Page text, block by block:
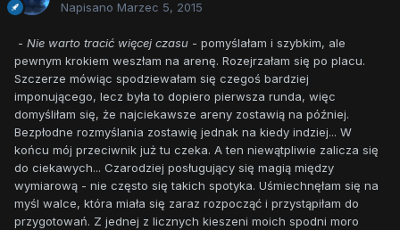
Napisano Marzec 5, 2015
- Nie warto tracić więcej czasu - pomyślałam i szybkim, ale
pewnym krokiem weszłam na arenę. Rozejrzałam się po placu.
Szczerze mówiąc spodziewałam się czegoś bardziej
imponującego, lecz była to dopiero pierwsza runda, więc
domyśliłam się, że najciekawsze areny zostawią na później.
Bezpłodne rozmyślania zostawię jednak na kiedy indziej... W
końcu mój przeciwnik już tu czeka. A ten niewątpliwie zalicza się
do ciekawych... Czarodziej posługujący się magią między
wymiarową - nie często się takich spotyka. Uśmiechnęłam się na
myśl walce, która miała się zaraz rozpocząć i przystąpiłam do
przygotowań. Z jednej z licznych kieszeni moich spodni moro